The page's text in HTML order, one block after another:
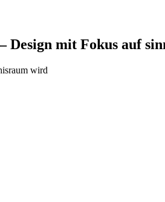
Design mit Fokus auf
wird